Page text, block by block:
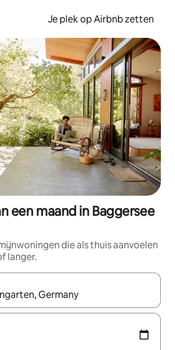
Je plek op Airbnb zetten
een maand in Baggersee
die als thuis aanvoelen
langer.
beschikbaar zijn, maak je een keuze